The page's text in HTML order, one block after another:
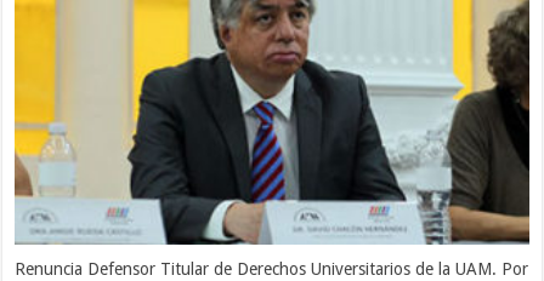
Renuncia Defensor Titular de Derechos Universitarios de la UAM. Por